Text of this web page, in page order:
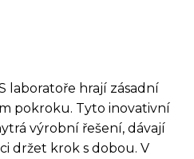
laboratoře hrají zásadní
pokroku. Tyto inovativní
výrobní řešení, dávají
držet krok s dobou. V